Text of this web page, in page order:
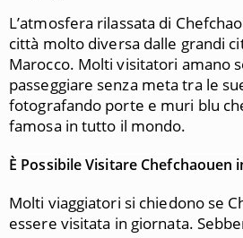
L’atmosfera rilassata di
città molto diversa dalle grandi
Marocco. Molti visitatori amano
passeggiare senza meta tra le
fotografando porte e muri blu
famosa in tutto il mondo.
È Possibile Visitare Chefchaouen
Molti viaggiatori si chiedono se
essere visitata in giornata.